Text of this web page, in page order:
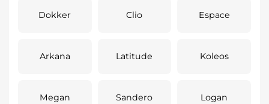
Dokker Clio Espace
Arkana Latitude Koleos
Megan Sandero Logan